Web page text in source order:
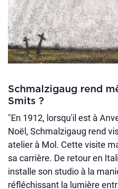
Schmalzigaug rend
Smits ?
"En 1912, lorsqu'il est à
Noël, Schmalzigaug rend
atelier à Mol. Cette visite
sa carrière. De retour en
installe son studio à la
réfléchissant la lumière